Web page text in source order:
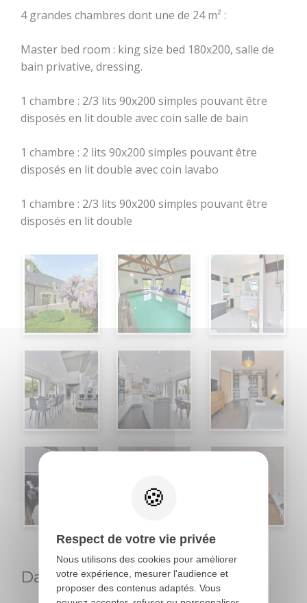
l'Office de
Location de vélos
Pêche
4 grandes chambres dont une de 24 m² :
Master bed room : king size bed 180x200, salle de
bain privative, dressing.
1 chambre : 2/3 lits 90x200 simples pouvant être
disposés en lit double avec coin salle de bain
1 chambre : 2 lits 90x200 simples pouvant être
disposés en lit double avec coin lavabo
1 chambre : 2/3 lits 90x200 simples pouvant être
disposés en lit double
Dates d'ouverture :
Respect de votre vie privée
Nous utilisons des cookies pour améliorer
votre expérience, mesurer l'audience et
proposer des contenus adaptés. Vous